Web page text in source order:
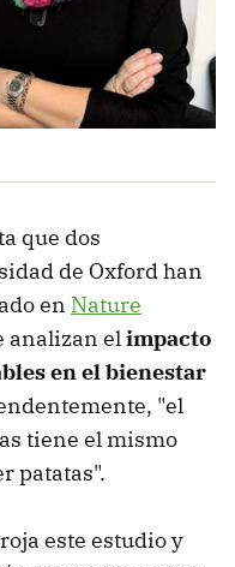
que dos
de Oxford han
en Nature
analizan elimpacto
en el bienestar
"el
tiene el mismo
patatas".
este estudio y